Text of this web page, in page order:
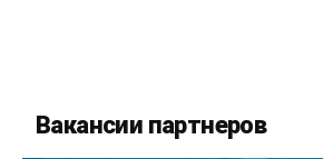
Вакансии партнеров